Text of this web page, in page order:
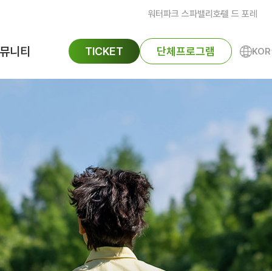
워터파크 스파밸리 호텔 드 포레
니티 TICKET 단체프로그램 KOR